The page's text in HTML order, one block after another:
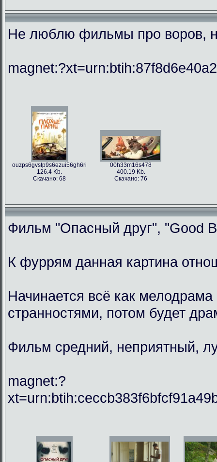
Не люблю фильмы про воров,
ouzps6gvstp9s6ezui56gh6ri
126.4 Kb.
Скачано: 68
00h33m16s478
400.19 Kb.
Скачано: 76
Фильм "Опасный друг", "Good
К фуррям данная картина
Начинается всё как
странностями, потом будет
Фильм средний, неприятный,
magnet:?